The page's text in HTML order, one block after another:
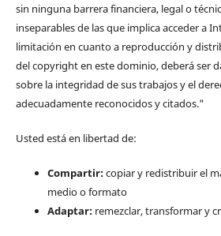
sin ninguna barrera financiera, legal o
inseparables de las que implica acceder a
limitación en cuanto a reproducción y
del copyright en este dominio, deberá ser
sobre la integridad de sus trabajos y el
adecuadamente reconocidos y citados."
Usted está en libertad de:
Compartir:copiar y redistribuir el
medio o formato
Adaptar:remezclar, transformar y